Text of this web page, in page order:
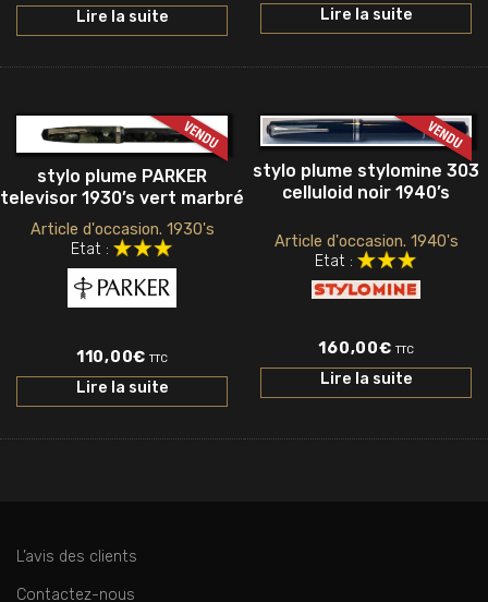
Lire la suite Lire la suite
stylo plume PARKER
televisor 1930’s vert marbré
Article d'occasion. 1930's
Etat :
110,00€ TTC
Lire la suite
stylo plume stylomine 303
celluloid noir 1940’s
Article d'occasion. 1940's
Etat :
160,00€ TTC
Lire la suite
L’avis des clients
Contactez-nous